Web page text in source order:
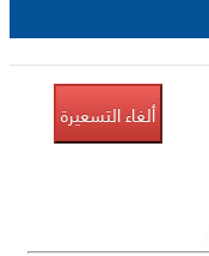
ألغاء التسعيرة